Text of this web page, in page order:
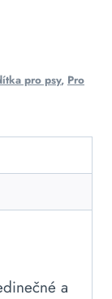
pro psy, Pro
a